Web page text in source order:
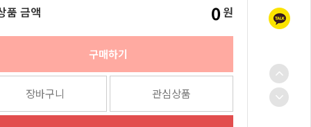
품 금액 0 원
구매하기
장바구니 관심상품